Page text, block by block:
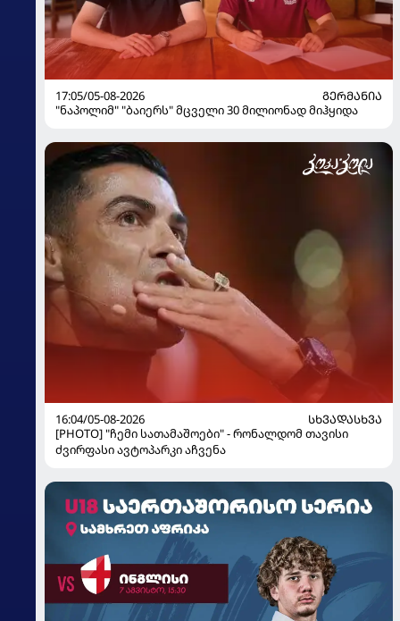
17:05/05-08-2026
ᲒᲔᲠᲛᲐᲜᲘᲐ
"ნაპოლიმ" "ბაიერს" მცველი 30 მილიონად მიჰყიდა
16:04/05-08-2026
ᲡᲮᲕᲐᲓᲐᲡᲮᲕᲐ
[PHOTO] "ჩემი სათამაშოები" - რონალდომ თავისი
ძვირფასი ავტოპარკი აჩვენა